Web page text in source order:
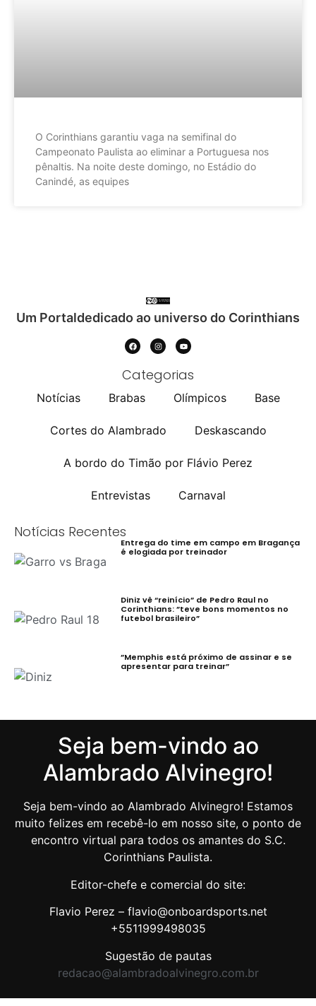
O Corinthians garantiu vaga na semifinal do
Campeonato Paulista ao eliminar a Portuguesa nos
pênaltis. Na noite deste domingo, no Estádio do
Canindé, as equipes
Um Portaldedicado ao universo do Corinthians
Categorias
Notícias Brabas Olímpicos Base
Cortes do Alambrado Deskascando
A bordo do Timão por Flávio Perez
Entrevistas Carnaval
Notícias Recentes
Entrega do time em campo em Bragança
é elogiada por treinador
Diniz vê “reinício” de Pedro Raul no
Corinthians: ”teve bons momentos no
futebol brasileiro”
”Memphis está próximo de assinar e se
apresentar para treinar”
Seja bem-vindo ao
Alambrado Alvinegro!
Seja bem-vindo ao Alambrado Alvinegro! Estamos
muito felizes em recebê-lo em nosso site, o ponto de
encontro virtual para todos os amantes do S.C.
Corinthians Paulista.
Editor-chefe e comercial do site:
Flavio Perez – flavio@onboardsports.net
+5511999498035
Sugestão de pautas
redacao@alambradoalvinegro.com.br